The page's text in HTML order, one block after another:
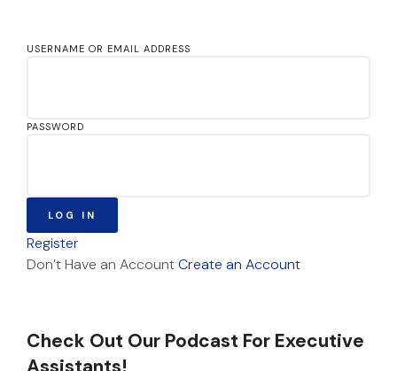
USERNAME OR EMAIL ADDRESS
PASSWORD
LOG IN
Register
Don’t Have an AccountCreate an Account
Check Out Our Podcast For Executive